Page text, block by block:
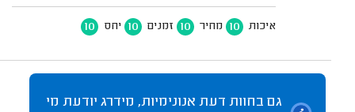
איכות 10 מחיר 10 זמנים 10 יחס 10
גם בחוות דעת אנונימיות, מידרג יודעת מי